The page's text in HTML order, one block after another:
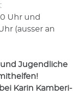
:
Uhr und
(ausser an
Jugendliche
Karin Kamberi-